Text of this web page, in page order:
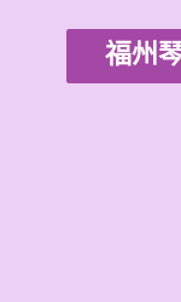
福州